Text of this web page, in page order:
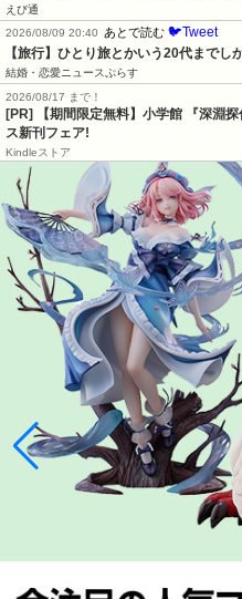
えび通
2026/08/09 20:40
あとで読む 🐦Tweet
【旅行】ひとり旅とかいう20代までし
結婚・恋愛ニュースぷらす
2026/08/17 まで！
[PR] 【期間限定無料】小学館 『深淵
ス新刊フェア!
Kindleストア